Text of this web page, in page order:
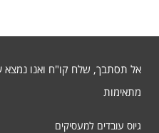
אל תסתבך, שלח קו"ח ואנו נמצא
מתאימות
גיוס עובדים למעסיקים